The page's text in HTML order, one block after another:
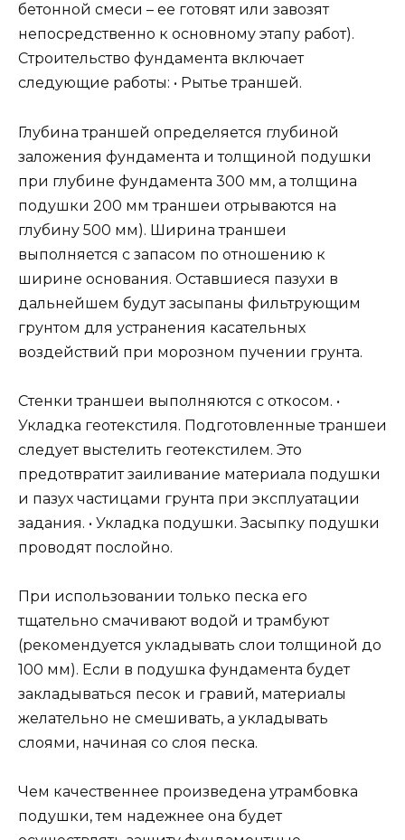
бетонной смеси – ее готовят или завозят
непосредственно к основному этапу работ).
Строительство фундамента включает
следующие работы: • Рытье траншей.
Глубина траншей определяется глубиной
заложения фундамента и толщиной подушки
при глубине фундамента 300 мм, а толщина
подушки 200 мм траншеи отрываются на
глубину 500 мм). Ширина траншеи
выполняется с запасом по отношению к
ширине основания. Оставшиеся пазухи в
дальнейшем будут засыпаны фильтрующим
грунтом для устранения касательных
воздействий при морозном пучении грунта.
Стенки траншеи выполняются с откосом. •
Укладка геотекстиля. Подготовленные траншеи
следует выстелить геотекстилем. Это
предотвратит заиливание материала подушки
и пазух частицами грунта при эксплуатации
задания. • Укладка подушки. Засыпку подушки
проводят послойно.
При использовании только песка его
тщательно смачивают водой и трамбуют
(рекомендуется укладывать слои толщиной до
100 мм). Если в подушка фундамента будет
закладываться песок и гравий, материалы
желательно не смешивать, а укладывать
слоями, начиная со слоя песка.
Чем качественнее произведена утрамбовка
подушки, тем надежнее она будет